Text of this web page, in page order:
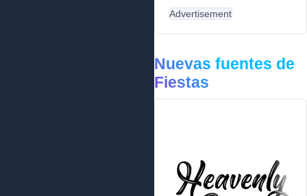
Advertisement
Nuevas fuentes de
Fiestas